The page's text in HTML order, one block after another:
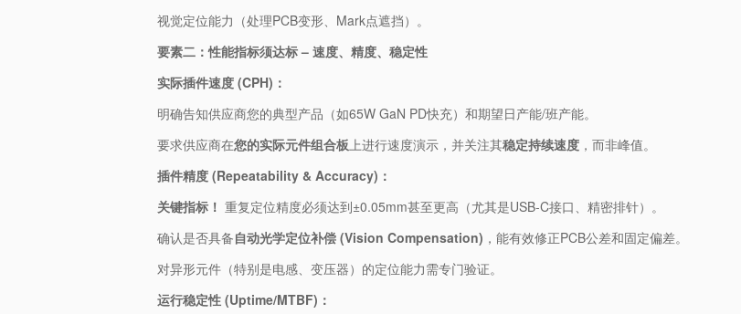
视觉定位能力（处理PCB变形、Mark点遮挡）。
​要素二：性能指标须达标 – 速度、精度、稳定性​
​实际插件速度 (CPH)：​
明确告知供应商您的典型产品（如65W GaN PD快充）和期望日产能/班产能。
要求供应商在​​您的实际元件组合板​​上进行速度演示，并关注其​​稳定持续速度​ ​，而非峰值。
​插件精度 (Repeatability & Accuracy)：​
​关键指标！​ ​ 重复定位精度必须达到±0.05mm甚至更高（尤其是USB-C接口、精密排针）。
确认是否具备​​自动光学定位补偿 (Vision Compensation)​ ​，能有效修正PCB公差和固定偏差。
对异形元件（特别是电感、变压器）的定位能力需专门验证。
​运行稳定性 (Uptime/MTBF)：​